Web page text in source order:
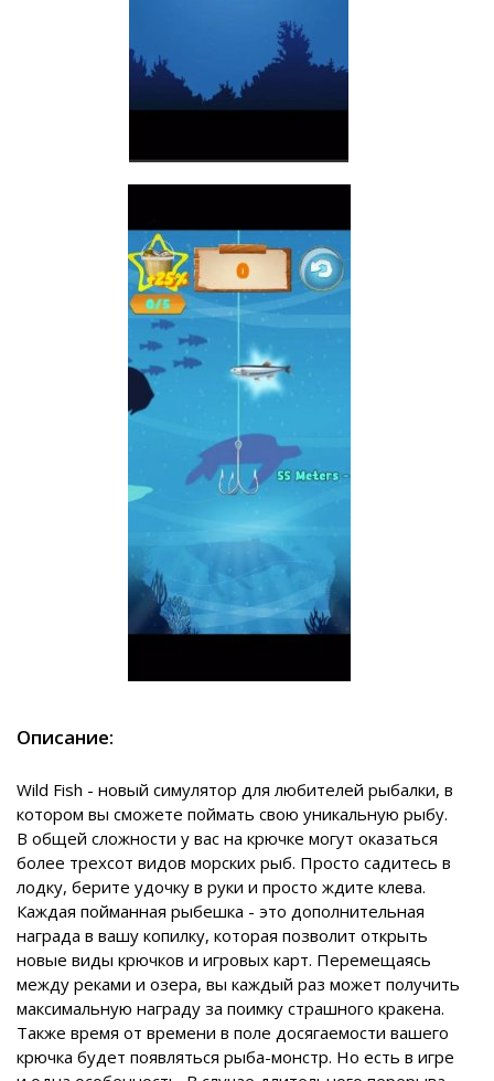
Описание:
Wild Fish - новый симулятор для любителей рыбалки, в
котором вы сможете поймать свою уникальную рыбу.
В общей сложности у вас на крючке могут оказаться
более трехсот видов морских рыб. Просто садитесь в
лодку, берите удочку в руки и просто ждите клева.
Каждая пойманная рыбешка - это дополнительная
награда в вашу копилку, которая позволит открыть
новые виды крючков и игровых карт. Перемещаясь
между реками и озера, вы каждый раз может получить
максимальную награду за поимку страшного кракена.
Также время от времени в поле досягаемости вашего
крючка будет появляться рыба-монстр. Но есть в игре